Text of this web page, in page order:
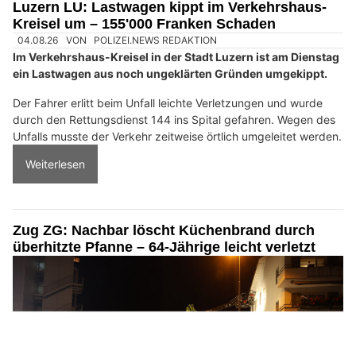
Am Mittwochabend (15.7.2026) ist auf dem Balkon einer
Dachwohnung in einem Mehrfamilienhaus in Weiningen ein
Brand ausgebrochen.
Eine Person wurde dabei leicht verletzt.
Weiterlesen
Umweltgerechte Ölbindungslösungen von Ölfrei GmbH